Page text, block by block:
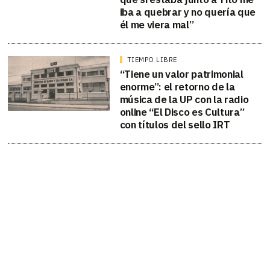
iba a quebrar y no quería que
él me viera mal”
TIEMPO LIBRE
“Tiene un valor patrimonial
enorme”: el retorno de la
música de la UP con la radio
online “El Disco es Cultura”
con títulos del sello IRT